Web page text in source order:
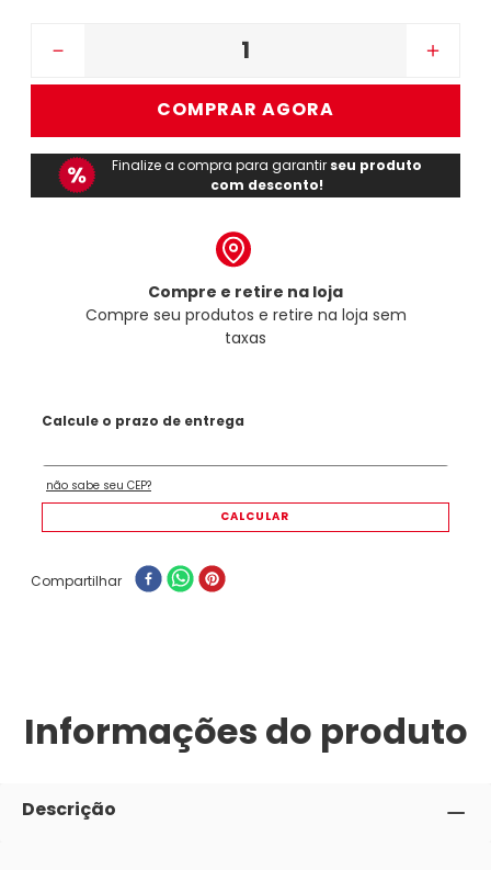
＋
－
COMPRAR AGORA
Finalize a compra para garantir seu produto
com desconto!
Compre e retire na loja
Compre seu produtos e retire na loja sem
taxas
Compartilhar
Informações do produto
Descrição